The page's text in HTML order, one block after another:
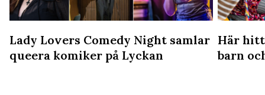
Lady Lovers Comedy Night samlar
queera komiker på Lyckan
Här
barn